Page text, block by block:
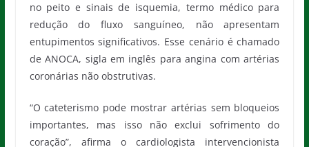
no peito e sinais de isquemia, termo médico para
redução do fluxo sanguíneo, não apresentam
entupimentos significativos. Esse cenário é chamado
de ANOCA, sigla em inglês para angina com artérias
coronárias não obstrutivas.
“O cateterismo pode mostrar artérias sem bloqueios
importantes, mas isso não exclui sofrimento do
coração”, afirma o cardiologista intervencionista